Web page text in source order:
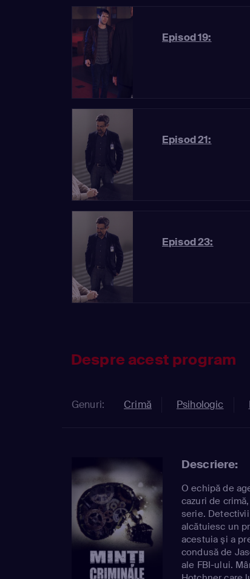
Episod 19:
Episod 21:
Episod 23:
Despre acest program
Genuri: Crimă Psihologic
Descriere:
O echipă de
cazuri de
serie.
alcătuiesc un
acestuia şi a
condusă de
ale FBI-ului.